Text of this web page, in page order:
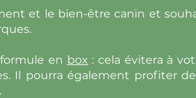
et le bien-être canin et
en box : cela évitera à
Il pourra également profiter